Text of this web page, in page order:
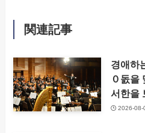
関連記事
경애하
０돐을
서한을
2026-08-